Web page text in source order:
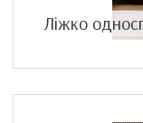
Ліжко